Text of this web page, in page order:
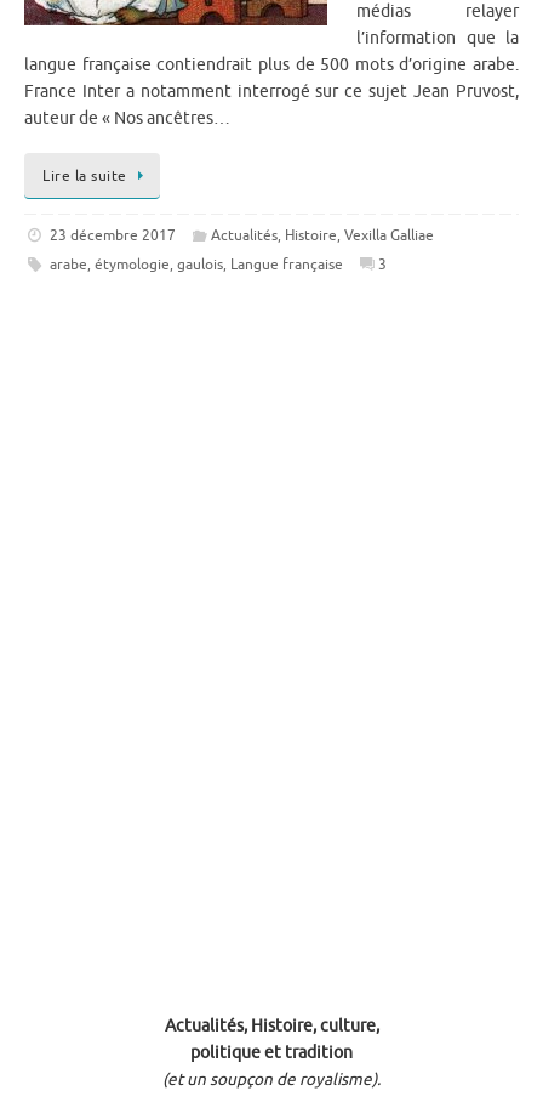
médias relayer
l’information que la
langue française contiendrait plus de 500 mots d’origine arabe.
France Inter a notamment interrogé sur ce sujet Jean Pruvost,
auteur de « Nos ancêtres…
Lire la suite
23 décembre 2017 Actualités, Histoire,Vexilla Galliae
arabe, étymologie, gaulois, Langue française 3
Actualités, Histoire, culture,
politique et tradition
(et un soupçon de royalisme).